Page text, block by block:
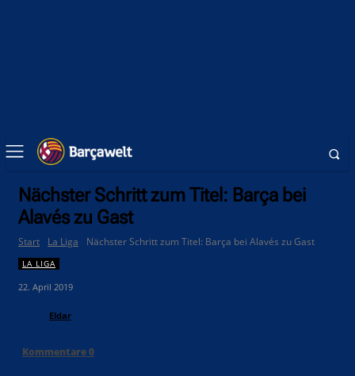
Nächster Schritt zum Titel: Barça bei
Alavés zu Gast
Start La Liga Nächster Schritt zum Titel: Barça bei Alavés zu Gast
LA LIGA
22. April 2019
Eldar
Kommentare0